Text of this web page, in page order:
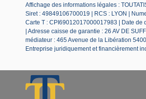
Affichage des informations légales :
Siret : 49849106700019 | RCS : LYON |
Carte T : CPI69012017000017983 | Date de
| Adresse caisse de garantie : 26 AV DE
médiateur : 465 Avenue de la Libération
Entreprise juridiquement et financièrement